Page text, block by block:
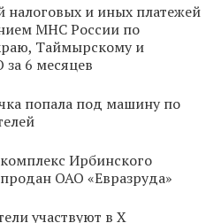
налоговых и иных платежей
МНС России по
Таймырскому и
6 месяцев
попала под машину по
Ирбинского
ОАО «Евразруда»
участвуют в X